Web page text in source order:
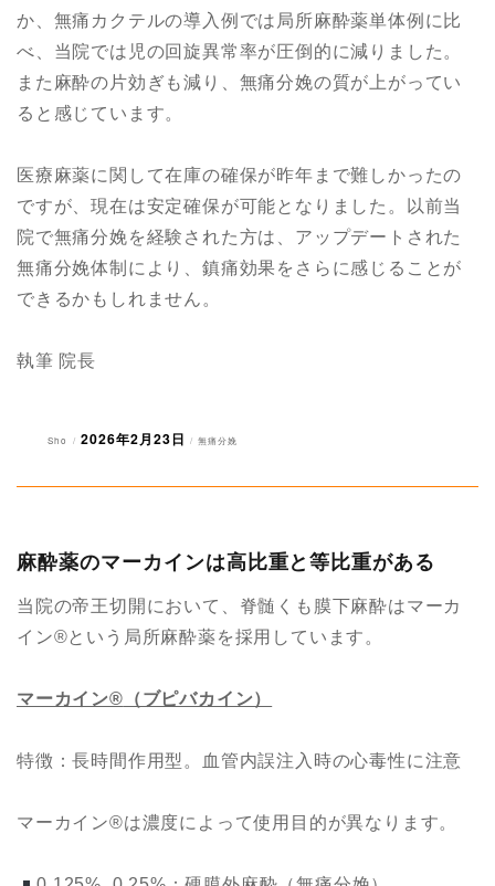
か、無痛カクテルの導入例では局所麻酔薬単体例に比
べ、当院では児の回旋異常率が圧倒的に減りました。
また麻酔の片効ぎも減り、無痛分娩の質が上がってい
ると感じています。
医療麻薬に関して在庫の確保が昨年まで難しかったの
ですが、現在は安定確保が可能となりました。以前当
院で無痛分娩を経験された方は、アップデートされた
無痛分娩体制により、鎮痛効果をさらに感じることが
できるかもしれません。
執筆 院長
投
Sho
投
2026年2月23日
カ
無痛分娩
麻酔薬のマーカインは高比重と等比重がある
当院の帝王切開において、脊髄くも膜下麻酔はマーカ
イン®︎という局所麻酔薬を採用しています。
マーカイン®︎ （ブピバカイン）
特徴：長時間作用型。血管内誤注入時の心毒性に注意
マーカイン®︎は濃度によって使用目的が異なります。